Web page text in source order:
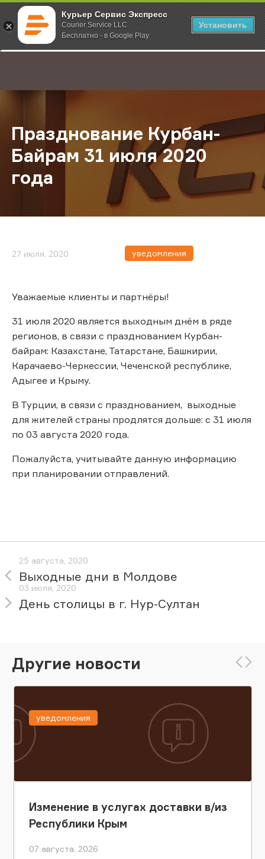
Курьер Сервис Экспресс
Courier Service LLC
Бесплатно - в Google Play
Установить
;
Главная О компании Новости Празднование Курбан-Байрам 31
Празднование Курбан-
Байрам 31 июля 2020
года
27 июля, 2020 уведомления
Уважаемые клиенты и партнёры!
31 июля 2020 является выходным днём в ряде
регионов, в связи с празднованием Курбан-
байрам: Казахстане, Татарстане, Башкирии,
Карачаево-Черкессии, Чеченской республике,
Адыгее и Крыму.
В Турции, в связи с празднованием, выходные
для жителей страны продлятся дольше: с 31 июля
по 03 августа 2020 года.
Пожалуйста, учитывайте данную информацию
при планировании отправлений.
25 августа, 2020
Выходные дни в Молдове
03 июля, 2020
День столицы в г. Нур-Султан
Другие новости
Изменение в услугах доставки в/из
Республики Крым
07 августа, 2026
уведомления